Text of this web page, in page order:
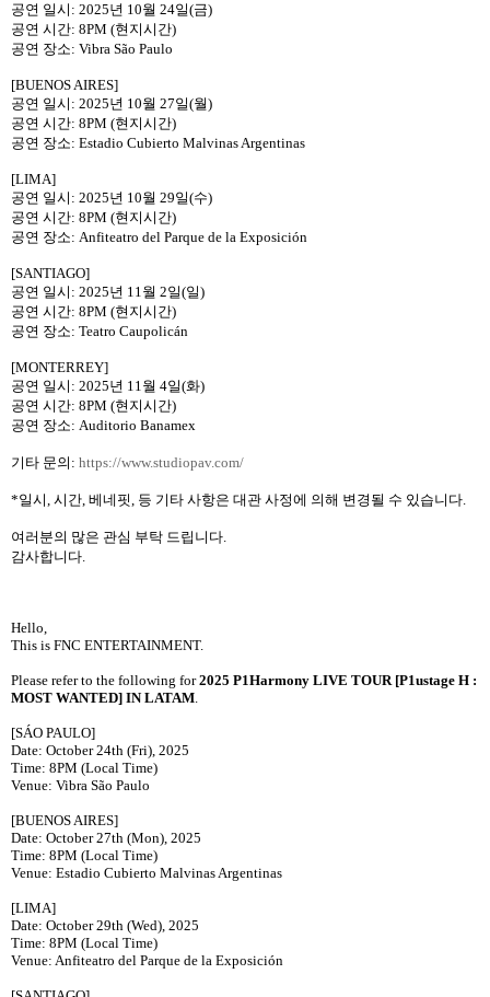
공연 일시: 2025년 10월 24일(금)
공연 시간: 8PM (현지시간)
공연 장소: Vibra São Paulo
[BUENOS AIRES]
공연 일시: 2025년 10월 27일(월)
공연 시간: 8PM (현지시간)
공연 장소: Estadio Cubierto Malvinas Argentinas
[LIMA]
공연 일시: 2025년 10월 29일(수)
공연 시간: 8PM (현지시간)
공연 장소: Anfiteatro del Parque de la Exposición
[SANTIAGO]
공연 일시: 2025년 11월 2일(일)
공연 시간: 8PM (현지시간)
공연 장소: Teatro Caupolicán
[MONTERREY]
공연 일시: 2025년 11월 4일(화)
공연 시간: 8PM (현지시간)
공연 장소: Auditorio Banamex
기타 문의 : https://www.studiopav.com/
*일시, 시간, 베네핏, 등 기타 사항은 대관 사정에 의해 변경될 수 있습니다.
여러분의 많은 관심 부탁 드립니다.
감사합니다.
Hello,
This is FNC ENTERTAINMENT.
Please refer to the following for2025 P1Harmony LIVE TOUR [P1ustage H :
MOST WANTED] IN LATAM.
[SÁO PAULO]
Date: October 24th (Fri), 2025
Time: 8PM (Local Time)
Venue: Vibra São Paulo
[BUENOS AIRES]
Date: October 27th (Mon), 2025
Time: 8PM (Local Time)
Venue: Estadio Cubierto Malvinas Argentinas
[LIMA]
Date: October 29th (Wed), 2025
Time: 8PM (Local Time)
Venue: Anfiteatro del Parque de la Exposición